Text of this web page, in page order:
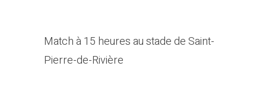
Match à 15 heures au stade de Saint-
Pierre-de-Rivière